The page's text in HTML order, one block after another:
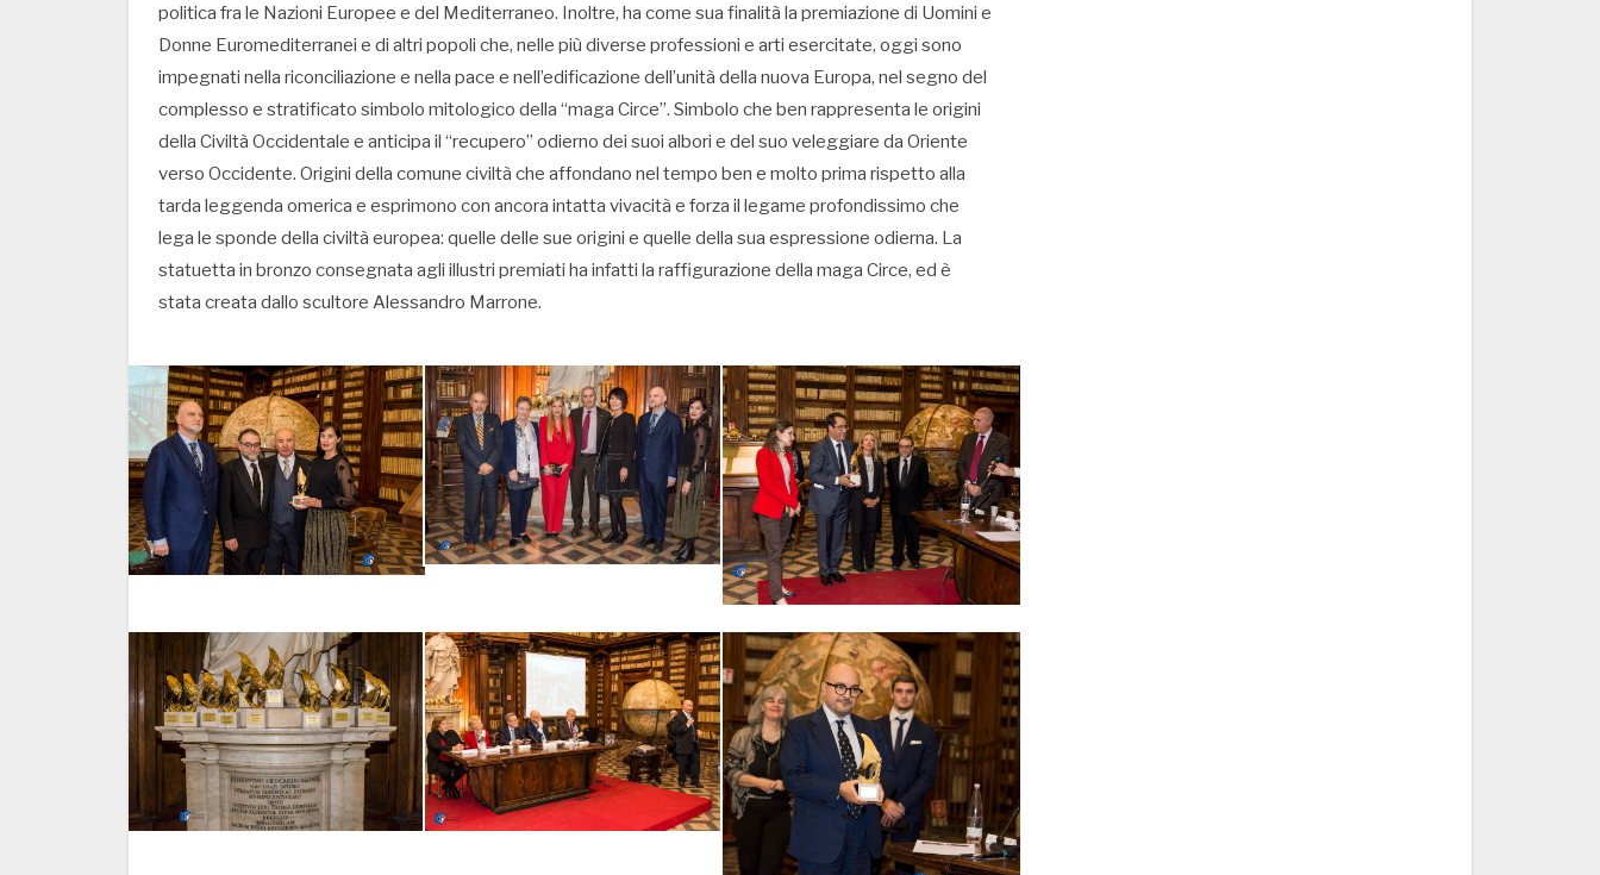
politica fra le Nazioni Europee e del Mediterraneo. Inoltre, ha come sua finalità la premiazione di Uomini e
Donne Euromediterranei e di altri popoli che, nelle più diverse professioni e arti esercitate, oggi sono
impegnati nella riconciliazione e nella pace e nell’edificazione dell’unità della nuova Europa, nel segno del
complesso e stratificato simbolo mitologico della “maga Circe”. Simbolo che ben rappresenta le origini
della Civiltà Occidentale e anticipa il “recupero” odierno dei suoi albori e del suo veleggiare da Oriente
verso Occidente. Origini della comune civiltà che affondano nel tempo ben e molto prima rispetto alla
tarda leggenda omerica e esprimono con ancora intatta vivacità e forza il legame profondissimo che
lega le sponde della civiltà europea: quelle delle sue origini e quelle della sua espressione odierna. La
statuetta in bronzo consegnata agli illustri premiati ha infatti la raffigurazione della maga Circe, ed è
stata creata dallo scultore Alessandro Marrone.